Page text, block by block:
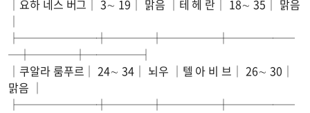
│요하 네스 버그│ 3∼ 19│ 맑음 │테 헤 란│ 18∼ 35│ 맑음
│
├───────┼────┼─────┼──────
─┼────┼─────┤
│쿠알라 룸푸르│ 24∼ 34│ 뇌우 │텔 아 비 브│ 26∼ 30│
맑음 │
├───────┼────┼─────┼──────